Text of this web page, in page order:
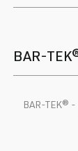
BAR-
BAR-TEK®️